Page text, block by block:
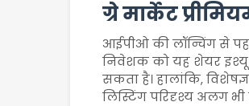
ग्रे मार्केट
आईपीओ की लॉन्चिंग से
निवेशक को यह शेयर इश्यू
सकता है। हालांकि,
लिस्टिंग परिदृश्य अलग भी